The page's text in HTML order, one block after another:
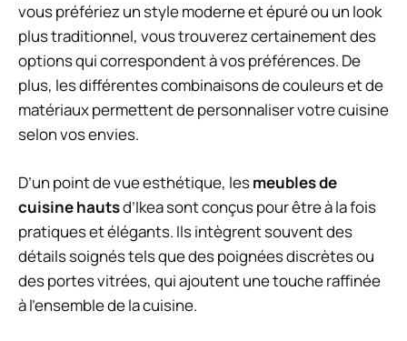
vous préfériez un style moderne et épuré ou un look
plus traditionnel, vous trouverez certainement des
options qui correspondent à vos préférences. De
plus, les différentes combinaisons de couleurs et de
matériaux permettent de personnaliser votre cuisine
selon vos envies.
D’un point de vue esthétique, lesmeubles de
cuisine hautsd’Ikea sont conçus pour être à la fois
pratiques et élégants. Ils intègrent souvent des
détails soignés tels que des poignées discrètes ou
des portes vitrées, qui ajoutent une touche raffinée
à l’ensemble de la cuisine.